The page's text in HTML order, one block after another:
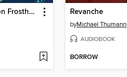
Die Legende von Frostherz 1. Die Reise beginnt Revanche
byMichael Thumann
AUDIOBOOK
BORROW